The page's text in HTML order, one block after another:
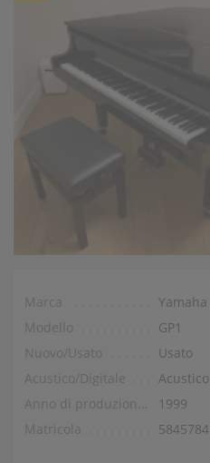
Marca
Yamaha
Modello
GP1
Nuovo/Usato
Usato
Acustico/Digitale
Acustico
1999
Matricola
5845784